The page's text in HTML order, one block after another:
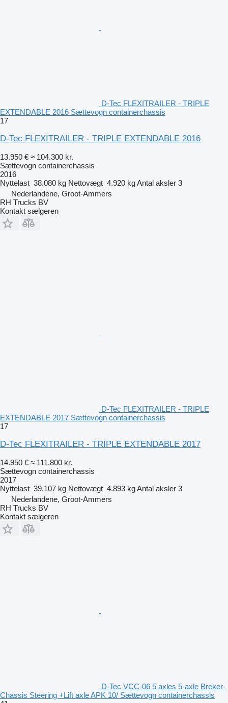
D-Tec FLEXITRAILER - TRIPLE
EXTENDABLE 2016 Sættevogn containerchassis
17
D-Tec FLEXITRAILER - TRIPLE EXTENDABLE 2016
13.950 € ≈ 104.300 kr.
Sættevogn containerchassis
2016
Nyttelast 38.080 kg Nettovægt 4.920 kgAntal aksler 3
Nederlandene, Groot-Ammers
RH Trucks BV
Kontakt sælgeren
D-Tec FLEXITRAILER - TRIPLE
EXTENDABLE 2017 Sættevogn containerchassis
17
D-Tec FLEXITRAILER - TRIPLE EXTENDABLE 2017
14.950 € ≈ 111.800 kr.
Sættevogn containerchassis
2017
Nyttelast 39.107 kg Nettovægt 4.893 kgAntal aksler 3
Nederlandene, Groot-Ammers
RH Trucks BV
Kontakt sælgeren
D-Tec VCC-06 5 axles 5-axle Breker-
Chassis Steering +Lift axle APK 10/ Sættevogn containerchassis